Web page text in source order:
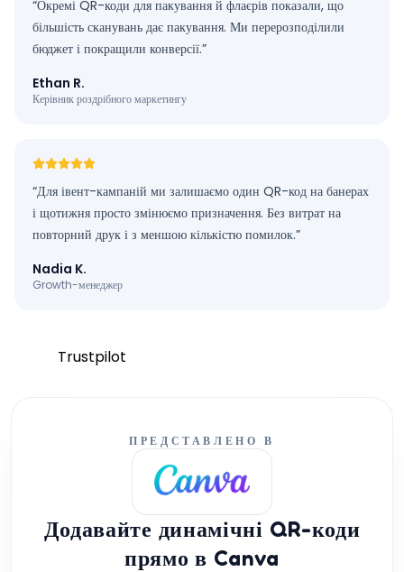
“Окремі QR-коди для пакування й флаєрів показали, що
більшість сканувань дає пакування. Ми перерозподілили
бюджет і покращили конверсії.”
Ethan R.
Керівник роздрібного маркетингу
“Для івент-кампаній ми залишаємо один QR-код на банерах
і щотижня просто змінюємо призначення. Без витрат на
повторний друк і з меншою кількістю помилок.”
Nadia K.
Growth-менеджер
Trustpilot
ПРЕДСТАВЛЕНО В
Додавайте динамічні QR-коди
прямо в Canva